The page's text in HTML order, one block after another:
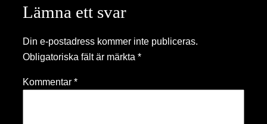
Lämna ett svar
Din e-postadress kommer inte publiceras.
Obligatoriska fält är märkta *
Kommentar *